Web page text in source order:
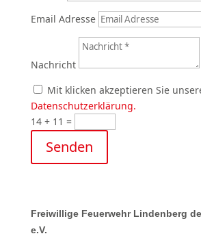
Email Adresse
Nachricht
Mit klicken akzeptieren Sie
Datenschutzerklärung.
14 + 11 =
Senden
Freiwillige Feuerwehr Lindenberg
e.V.